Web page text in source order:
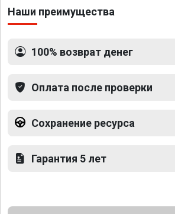
Наши преимущества
100% возврат денег
Оплата после проверки
Сохранение ресурса
Гарантия 5 лет